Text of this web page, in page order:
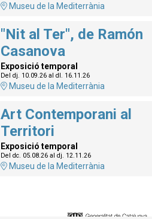
Museu de la Mediterrània
"Nit al Ter", de Ramón
Casanova
Exposició temporal
Del dj. 10.09.26al dl. 16.11.26
Museu de la Mediterrània
Art Contemporani al
Territori
Exposició temporal
Del dc. 05.08.26al dj. 12.11.26
Museu de la Mediterrània